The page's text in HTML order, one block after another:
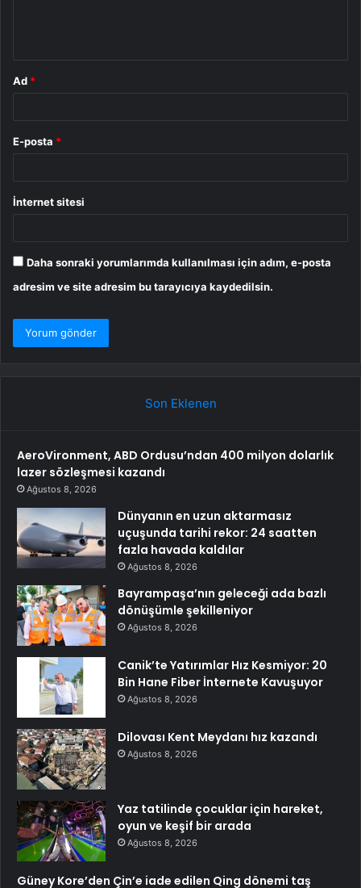
Ad *
E-posta *
İnternet sitesi
Daha sonraki yorumlarımda kullanılması için adım, e-posta
adresim ve site adresim bu tarayıcıya kaydedilsin.
Son Eklenen
AeroVironment, ABD Ordusu’ndan 400 milyon dolarlık
lazer sözleşmesi kazandı
Ağustos 8, 2026
Dünyanın en uzun aktarmasız
uçuşunda tarihi rekor: 24 saatten
fazla havada kaldılar
Ağustos 8, 2026
Bayrampaşa’nın geleceği ada bazlı
dönüşümle şekilleniyor
Ağustos 8, 2026
Canik’te Yatırımlar Hız Kesmiyor: 20
Bin Hane Fiber İnternete Kavuşuyor
Ağustos 8, 2026
Dilovası Kent Meydanı hız kazandı
Ağustos 8, 2026
Yaz tatilinde çocuklar için hareket,
oyun ve keşif bir arada
Ağustos 8, 2026
Güney Kore’den Çin’e iade edilen Qing dönemi taş